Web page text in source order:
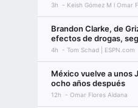
3h Keish Gómez M l Omar
Brandon Clarke, de
efectos de drogas,
4h Tom Schad | ESPN.com
México vuelve a unos
ocho años después
12h Omar Flores Aldana